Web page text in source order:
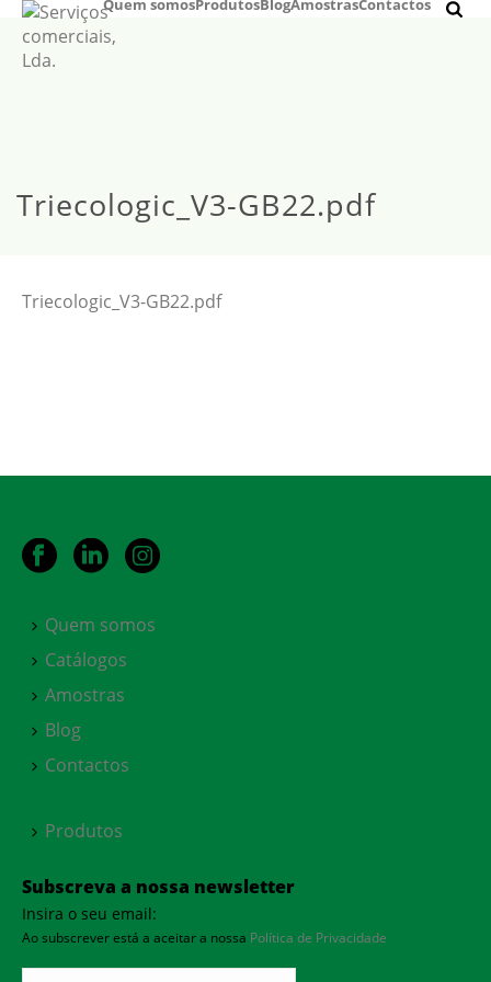
Quem somosProdutosBlogAmostrasContactos
Triecologic_V3-GB22.pdf
Triecologic_V3-GB22.pdf
Quem somos
Catálogos
Amostras
Blog
Contactos
Produtos
Subscreva a nossa newsletter
Insira o seu email:
Ao subscrever está a aceitar a nossa Política de Privacidade